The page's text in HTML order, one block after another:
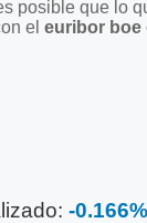
posible que lo
el euribor boe
-0.166%